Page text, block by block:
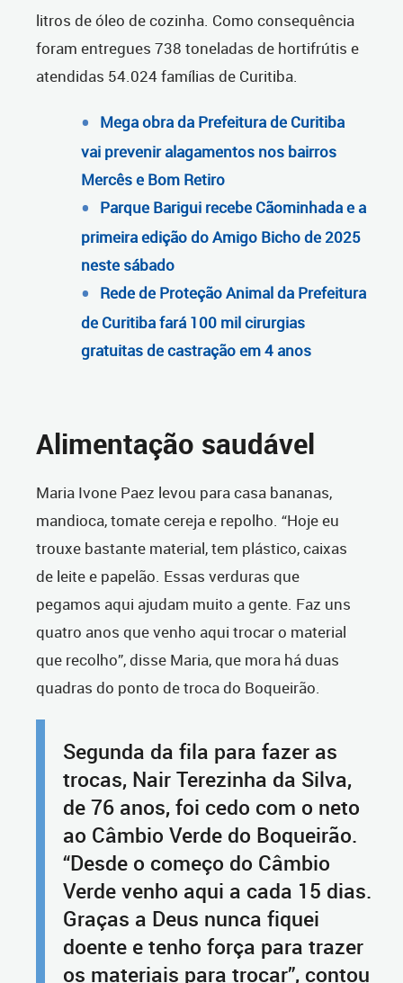
litros de óleo de cozinha. Como consequência
foram entregues 738 toneladas de hortifrútis e
atendidas 54.024 famílias de Curitiba.
Mega obra da Prefeitura de Curitiba
vai prevenir alagamentos nos bairros
Mercês e Bom Retiro
Parque Barigui recebe Cãominhada e a
primeira edição do Amigo Bicho de 2025
neste sábado
Rede de Proteção Animal da Prefeitura
de Curitiba fará 100 mil cirurgias
gratuitas de castração em 4 anos
Alimentação saudável
Maria Ivone Paez levou para casa bananas,
mandioca, tomate cereja e repolho. “Hoje eu
trouxe bastante material, tem plástico, caixas
de leite e papelão. Essas verduras que
pegamos aqui ajudam muito a gente. Faz uns
quatro anos que venho aqui trocar o material
que recolho”, disse Maria, que mora há duas
quadras do ponto de troca do Boqueirão.
Segunda da fila para fazer as
trocas, Nair Terezinha da Silva,
de 76 anos, foi cedo com o neto
ao Câmbio Verde do Boqueirão.
“Desde o começo do Câmbio
Verde venho aqui a cada 15 dias.
Graças a Deus nunca fiquei
doente e tenho força para trazer
os materiais para trocar”, contou